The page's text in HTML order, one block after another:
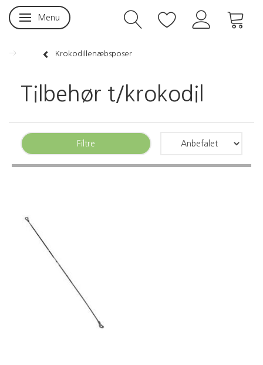
Skifte navigation
Menu
Krokodillenæbsposer
Tilbehør t/krokodil
Filtre